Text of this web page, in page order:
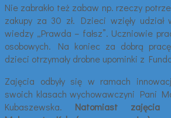
Nie zabrakło też zabaw np. rzeczy
zakupy za 30 zł. Dzieci wzięły
wiedzy „Prawda – fałsz”. Uczniowie
osobowych. Na koniec za dobrą
dzieci otrzymały drobne upominki z
Zajęcia odbyły się w ramach
swoich klasach wychowawczyni Pani
Kubaszewska. Natomiast zajęcia